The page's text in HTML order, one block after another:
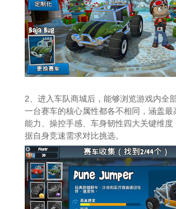
2、进入车队商城后，能够浏览游戏内全
一台赛车的核心属性都各不相同，涵盖最
能力、操控手感、车身韧性四大关键维度
据自身竞速需求对比挑选。